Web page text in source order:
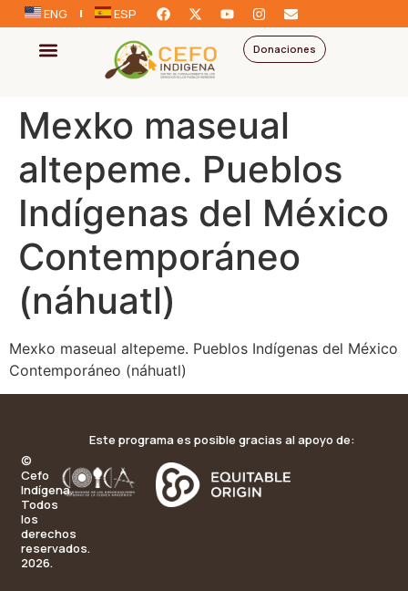
ENG ESP
Donaciones
Mexko maseual
altepeme. Pueblos
Indígenas del México
Contemporáneo
(náhuatl)
Mexko maseual altepeme. Pueblos Indígenas del México
Contemporáneo (náhuatl)
©
Cefo
Indígena.
Todos
los
derechos
reservados.
2026.
Este programa es posible gracias al apoyo de: